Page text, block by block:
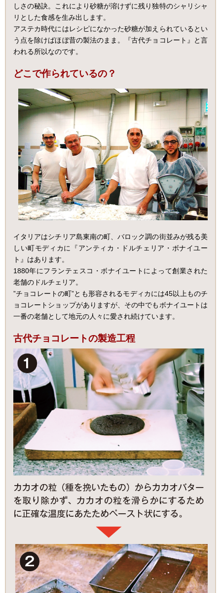
しさの秘訣。これにより砂糖が溶けずに残り独特のシャリシャ
リとした食感を生み出します。
アステカ時代にはレシピになかった砂糖が加えられているとい
う点を除けばほぼ昔の製法のまま。『古代チョコレート』と言
われる所以なのです。
どこで作られているの？
イタリアはシチリア島東南の町、バロック調の街並みが残る美
しい町モディカに『アンティカ・ドルチェリア・ボナイユー
ト』はあります。
1880年にフランテェスコ・ボナイユートによって創業された
老舗のドルチェリア。
”チョコレートの町”とも形容されるモディカには45以上ものチ
ョコレートショップがありますが、その中でもボナイユートは
一番の老舗として地元の人々に愛され続けています。
古代チョコレートの製造工程